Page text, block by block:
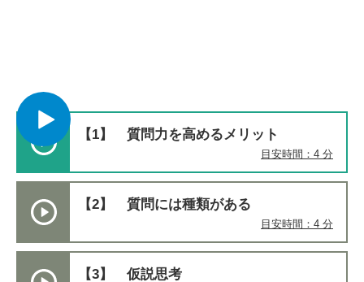
【1】 質問力を高めるメリット​
目安時間：4 分
【2】 質問には種類がある​
目安時間：4 分
【3】 仮説思考​